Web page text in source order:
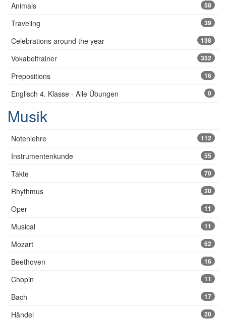
Animals 58
Traveling 39
Celebrations around the year 138
Vokabeltrainer 352
Prepositions 16
Englisch 4. Klasse - Alle Übungen 0
Musik
Notenlehre 112
Instrumentenkunde 55
Takte 70
Rhythmus 20
Oper 11
Musical 11
Mozart 62
Beethoven 16
Chopin 11
Bach 17
Händel 20